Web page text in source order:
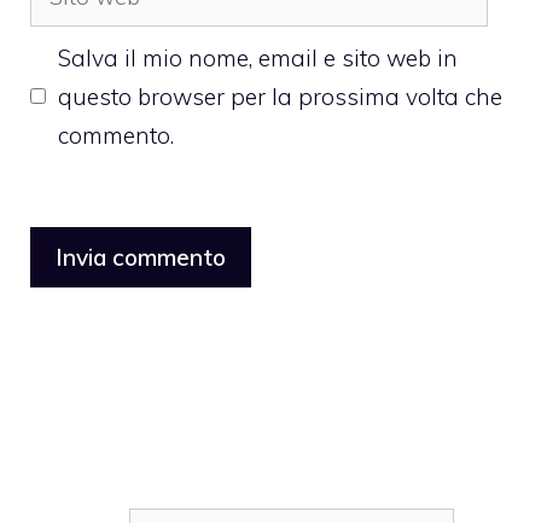
web
Salva il mio nome, email e sito web in
questo browser per la prossima volta che
commento.